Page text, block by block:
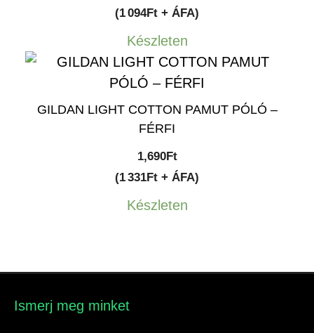
(1 094Ft + ÁFA)
Készleten
GILDAN LIGHT COTTON PAMUT PÓLÓ –
FÉRFI
1,690Ft
(1 331Ft + ÁFA)
Készleten
Ismerj meg minket​